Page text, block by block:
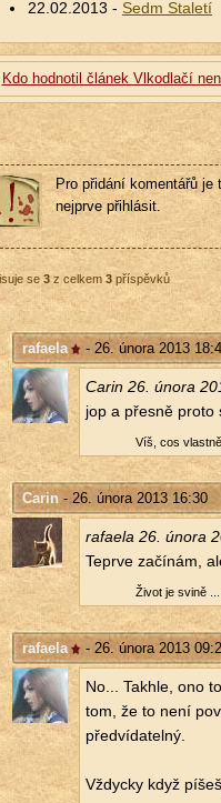
22.02.2013 - Sedm Staletí
Kdo hodnotil článek Vlkodlačí
Pro přidání komentářů je
nejprve přihlásit.
se 3z celkem 3příspěvků
rafaela - 26. února 2013
Carin 26. února
jop a přes­ně proto
Víš, cos
Carin - 26. února 2013 16:30
ra­fa­e­la 26. února
Te­pr­ve za­čí­nám,
Život je svině
rafaela - 26. února 2013
No... Takhle, ono
tom, že to není
před­ví­da­tel­ný.
Vždyc­ky když